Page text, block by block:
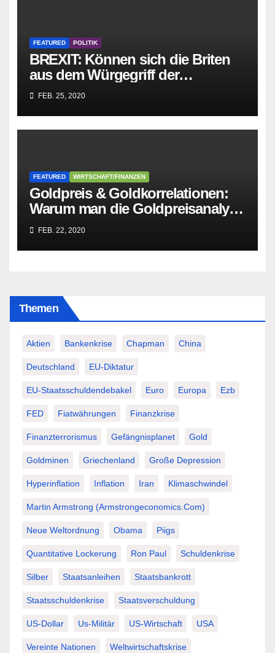
FEATURED POLITIK
BREXIT: Können sich die Briten
aus dem Würgegriff der
parasitären EU-Mafia befreien?
FEB. 25, 2020
FEATURED WIRTSCHAFT/FINANZEN
Goldpreis & Goldkorrelationen:
Warum man die Goldpreisanalyse
besser Profis überlässt!
FEB. 22, 2020
Themen
Aktien Bankenkrise Chapman China
Deutschland EU-Diktatur
EU-Staatsschuldendebakel Euro Europa Ezb
FED Fiatwährungen Finanzkrise
Finanzterrorismus Gefängnisplanet Gold
Goldminen Griechenland Große Depression
Hyperinflation Inflation Iran Klimaschwindel
Martin Armstrong (Armstrongeconomics.com)
Neue Weltordnung Obama Piigs
Quantitative Lockerung Ron Paul Schuldenkrise
Silber Staatsanleihen Staatsbankrott
Staatsschuldenkrise Staatsverschuldung
US-Dollar Us-Militär US-Wirtschaft USA
Vereinte Nationen Weltwirtschaftskrise